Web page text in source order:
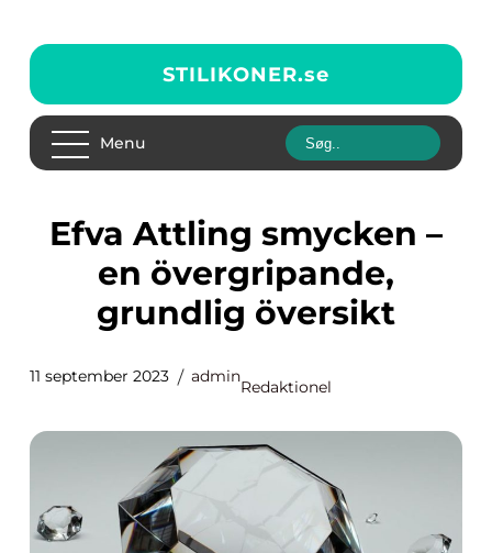
STILIKONER.se
Menu
Efva Attling smycken –
en övergripande,
grundlig översikt
11 september 2023 admin
Redaktionel